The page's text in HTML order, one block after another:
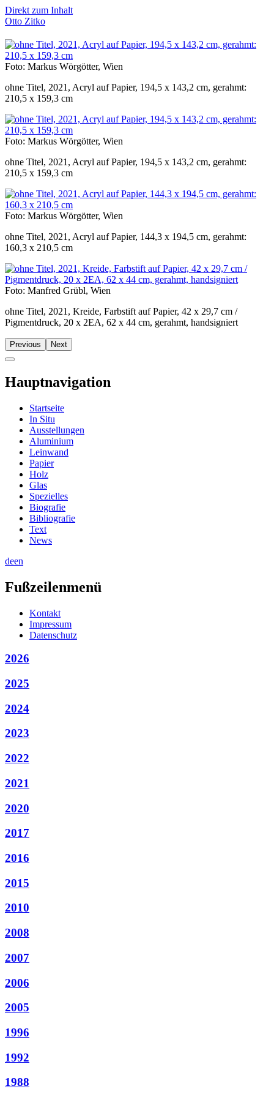
Direkt zum Inhalt
Otto Zitko
Foto: Markus Wörgötter, Wien
ohne Titel, 2021, Acryl auf Papier, 194,5 x 143,2 cm, gerahmt:
210,5 x 159,3 cm
Foto: Markus Wörgötter, Wien
ohne Titel, 2021, Acryl auf Papier, 194,5 x 143,2 cm, gerahmt:
210,5 x 159,3 cm
Foto: Markus Wörgötter, Wien
ohne Titel, 2021, Acryl auf Papier, 144,3 x 194,5 cm, gerahmt:
160,3 x 210,5 cm
Foto: Manfred Grübl, Wien
ohne Titel, 2021, Kreide, Farbstift auf Papier, 42 x 29,7 cm /
Pigmentdruck, 20 x 2EA, 62 x 44 cm, gerahmt, handsigniert
Previous Next
Hauptnavigation
Startseite
In Situ
Ausstellungen
Aluminium
Leinwand
Papier
Holz
Glas
Spezielles
Biografie
Bibliografie
Text
News
deen
Fußzeilenmenü
Kontakt
Impressum
Datenschutz
2026
2025
2024
2023
2022
2021
2020
2017
2016
2015
2010
2008
2007
2006
2005
1996
1992
1988